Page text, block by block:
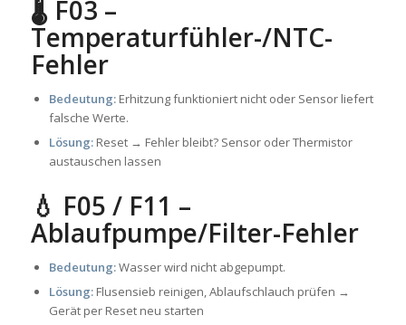
🌡️ F03 –
Temperaturfühler-/NTC-
Fehler
Bedeutung:Erhitzung funktioniert nicht oder Sensor liefert
falsche Werte.
Lösung:Reset → Fehler bleibt? Sensor oder Thermistor
austauschen lassen
💧 F05 / F11 –
Ablaufpumpe/Filter-Fehler
Bedeutung:Wasser wird nicht abgepumpt.
Lösung:Flusensieb reinigen, Ablaufschlauch prüfen →
Gerät per Reset neu starten